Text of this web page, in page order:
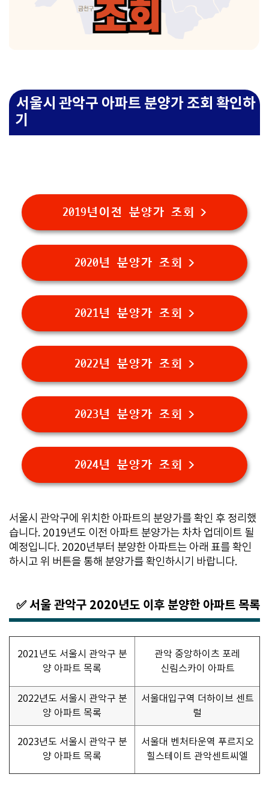
서울시 관악구 아파트 분양가 조회 확인하
기
2019년이전 분양가 조회 >
2020년 분양가 조회 >
2021년 분양가 조회 >
2022년 분양가 조회 >
2023년 분양가 조회 >
2024년 분양가 조회 >
서울시 관악구에 위치한 아파트의 분양가를 확인 후 정리했
습니다. 2019년도 이전 아파트 분양가는 차차 업데이트 될
예정입니다. 2020년부터 분양한 아파트는 아래 표를 확인
하시고 위 버튼을 통해 분양가를 확인하시기 바랍니다.
✅ 서울 관악구 2020년도 이후 분양한 아파트 목록
2021년도 서울시 관악구 분
양 아파트 목록
관악 중앙하이츠 포레
신림스카이 아파트
2022년도 서울시 관악구 분
양 아파트 목록
서울대입구역 더하이브 센트
럴
2023년도 서울시 관악구 분
양 아파트 목록
서울대 벤처타운역 푸르지오
힐스테이트 관악센트씨엘